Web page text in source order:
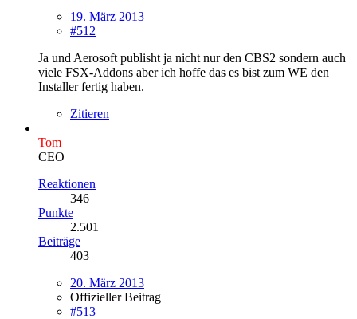
19. März 2013
#512
Ja und Aerosoft publisht ja nicht nur den CBS2 sondern auch
viele FSX-Addons aber ich hoffe das es bist zum WE den
Installer fertig haben.
Zitieren
Tom
CEO
Reaktionen
346
Punkte
2.501
Beiträge
403
20. März 2013
Offizieller Beitrag
#513